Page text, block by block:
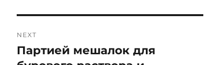
NEXT
Next
Партией мешалок для